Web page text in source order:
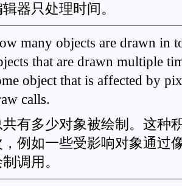
器只处理时间。
many objects are drawn in
that are drawn multiple
object that is affected by
calls.
共有多少对象被绘制。这种
，例如一些受影响对象通过
调用。